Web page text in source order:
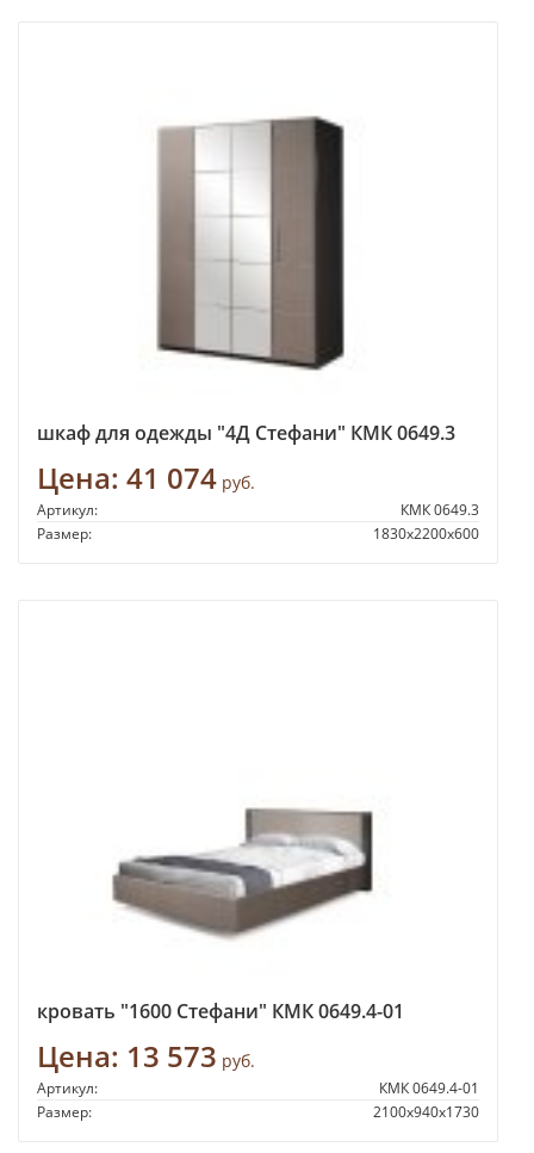
шкаф для одежды "4Д Стефани" КМК 0649.3
Цена: 41 074 руб.
Артикул:
КМК 0649.3
Размер:
1830х2200х600
кровать "1600 Стефани" КМК 0649.4-01
Цена: 13 573 руб.
Артикул:
КМК 0649.4-01
Размер:
2100х940х1730